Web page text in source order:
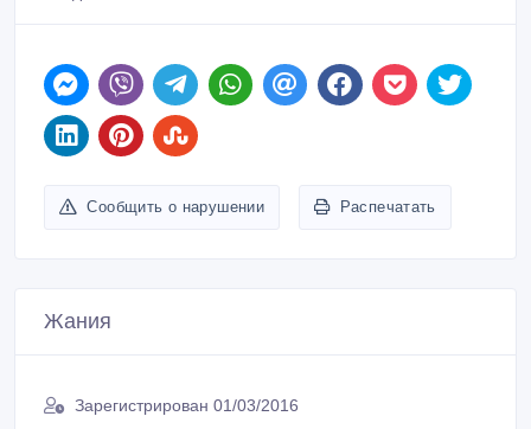
Сообщить о нарушении Распечатать
Жания
Зарегистрирован 01/03/2016